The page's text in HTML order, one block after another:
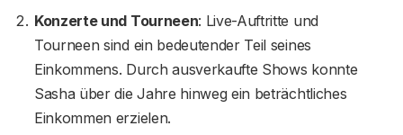
Konzerte und Tourneen: Live-Auftritte und
Tourneen sind ein bedeutender Teil seines
Einkommens. Durch ausverkaufte Shows konnte
Sasha über die Jahre hinweg ein beträchtliches
Einkommen erzielen.